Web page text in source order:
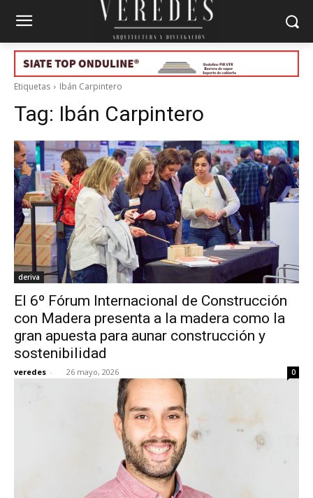
Etiquetas Ibán Carpintero
Tag: Ibán Carpintero
deriva
El 6º Fórum Internacional de Construcción
con Madera presenta a la madera como la
gran apuesta para aunar construcción y
sostenibilidad
veredes - 26 mayo, 2026 0